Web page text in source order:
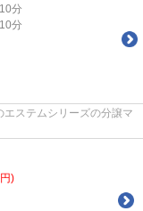
分
分
ステムシリーズの分譲マ
)